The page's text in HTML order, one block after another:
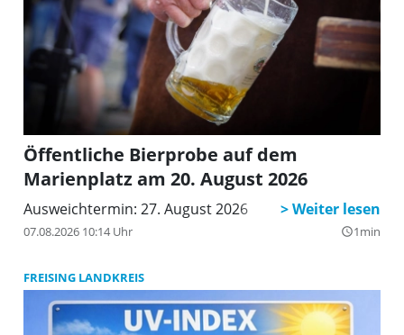
Öffentliche Bierprobe auf dem
Marienplatz am 20. August 2026
Ausweichtermin: 27. August 2026
07.08.2026 10:14 Uhr query_builder1min
FREISING LANDKREIS